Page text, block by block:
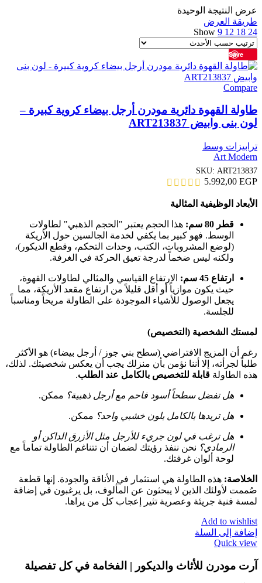
عرض النتيجة الوحيدة
طريقة العرض
Show 9 12 18 24
Save
Compare
طاولة القهوة دائرية مودرن أرجل بيضاء كروية كبيرة –
لون بنى وابيض ART213837
ترابيزات وسط
Art Modern
SKU: ART213837
5.992,00 EGP
الأبعاد الوظيفية المثالية
قطر 80 سم:
هذا الحجم يعتبر "الحجم الذهبي" لطاولات
الوسط. فهو كبير بما يكفي لخدمة الجالسين حول الأريكة
(لوضع المشروبات، الكتب، وحدات التحكم، وقطع الديكور)،
ولكنه ليس ضخماً لدرجة تعيق الحركة في الغرفة.
ارتفاع 45 سم:
الارتفاع القياسي والمثالي لطاولات القهوة،
حيث يكون موازياً أو أقل قليلاً من ارتفاع مقعد الأريكة، مما
يجعل الوصول للأشياء الموجودة على الطاولة مريحاً ومناسباً
للجلسة.
لمستك الشخصية (التخصيص)
رغم أن المزيج الافتراضي (سطح بني جوز / أرجل بيضاء) هو الأكثر
طلباً لجرأته، إلا أننا نؤمن بأن منزلك يجب أن يعكس شخصيتك. لذلك،
هذه الطاولة قابلة للتخصيص بالكامل عند الطلب.
هل تفضل سطحاً أسود فاحم مع أرجل ذهبية؟ ممكن.
هل تريدها بالكامل بلون خشبي واحد؟ ممكن.
هل ترغب في لون جريء للأرجل مثل الأزرق الداكن أو
الرمادي؟ نحن ننفذ رؤيتك لضمان أن تتناغم الطاولة تماماً مع
لوحة ألوان غرفتك.
الخلاصة: هذه الطاولة هي استثمار في الأناقة والجودة. إنها قطعة
صُممت لأولئك الذين لا يبحثون عن المألوف، بل يرغبون في إضافة
لمسة فنية جريئة وعصرية تثير إعجاب كل من يراها.
Add to wishlist
إضافة إلى السلة
Quick view
آرت مودرن للأثاث والديكور | الفخامة في كل تفصيلة